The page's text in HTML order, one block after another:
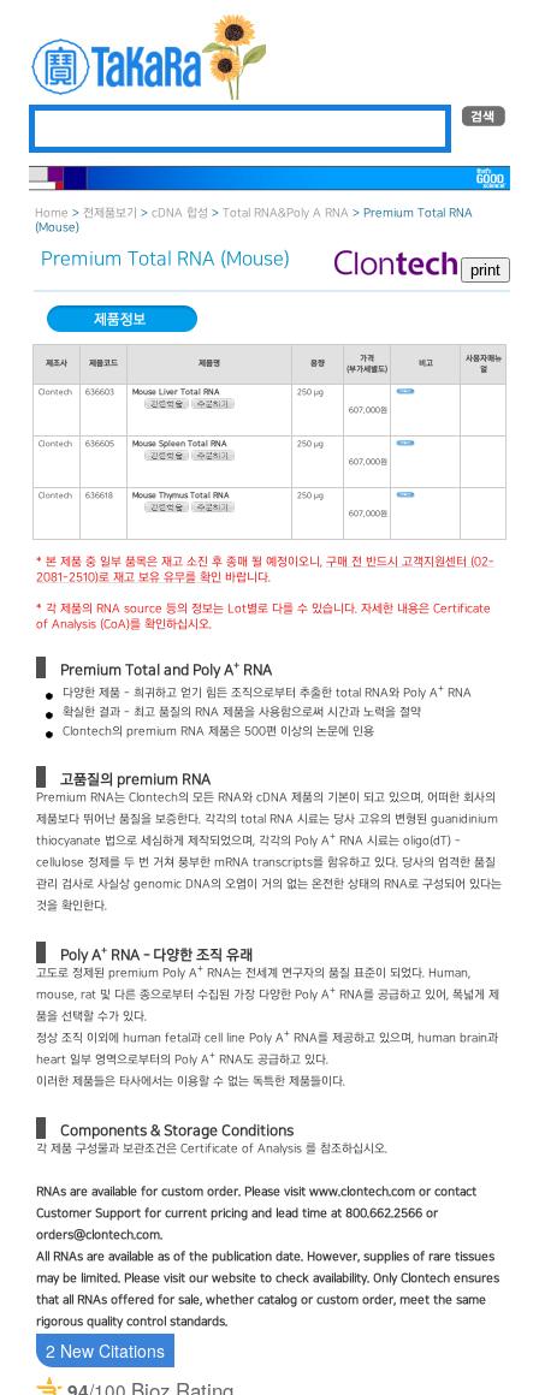
Home > 전제품보기 > cDNA 합성 > Total RNA＆Poly A RNA > Premium Total RNA
(Mouse)
Premium Total RNA (Mouse)
제조사 제품코드 제품명 용량
가격
(부가세별도)
비고
사용자매뉴
얼
Clontech 636603 Mouse Liver Total RNA 250 μg
607,000원
Clontech 636605 Mouse Spleen Total RNA 250 μg
607,000원
Clontech 636618 Mouse Thymus Total RNA 250 μg
607,000원
* 본 제품 중 일부 품목은 재고 소진 후 종매 될 예정이오니, 구매 전 반드시 고객지원센터 (02-
2081-2510)로 재고 보유 유무를 확인 바랍니다.
* 각 제품의 RNA source 등의 정보는 Lot별로 다를 수 있습니다. 자세한 내용은 Certificate
of Analysis (CoA)를 확인하십시오.
Premium Total and Poly A+ RNA
다양한 제품 - 희귀하고 얻기 힘든 조직으로부터 추출한 total RNA와 Poly A+ RNA
확실한 결과 - 최고 품질의 RNA 제품을 사용함으로써 시간과 노력을 절약
Clontech의 premium RNA 제품은 500편 이상의 논문에 인용
고품질의 premium RNA
Premium RNA는 Clontech의 모든 RNA와 cDNA 제품의 기본이 되고 있으며, 어떠한 회사의
제품보다 뛰어난 품질을 보증한다. 각각의 total RNA 시료는 당사 고유의 변형된 guanidinium
thiocyanate 법으로 세심하게 제작되었으며, 각각의 Poly A+ RNA 시료는 oligo(dT) -
cellulose 정제를 두 번 거쳐 풍부한 mRNA transcripts를 함유하고 있다. 당사의 엄격한 품질
관리 검사로 사실상 genomic DNA의 오염이 거의 없는 온전한 상태의 RNA로 구성되어 있다는
것을 확인한다.
Poly A+ RNA - 다양한 조직 유래
고도로 정제된 premium Poly A+ RNA는 전세계 연구자의 품질 표준이 되었다. Human,
mouse, rat 및 다른 종으로부터 수집된 가장 다양한 Poly A+ RNA를 공급하고 있어, 폭넓게 제
품을 선택할 수가 있다.
정상 조직 이외에 human fetal과 cell line Poly A+ RNA를 제공하고 있으며, human brain과
heart 일부 영역으로부터의 Poly A+ RNA도 공급하고 있다.
이러한 제품들은 타사에서는 이용할 수 없는 독특한 제품들이다.
Components & Storage Conditions
각 제품 구성물과 보관조건은 Certificate of Analysis 를 참조하십시오.
RNAs are available for custom order. Please visit www.clontech.com or contact
Customer Support for current pricing and lead time at 800.662.2566 or
orders@clontech.com.
All RNAs are available as of the publication date. However, supplies of rare tissues
may be limited. Please visit our website to check availability. Only Clontech ensures
that all RNAs offered for sale, whether catalog or custom order, meet the same
rigorous quality control standards.